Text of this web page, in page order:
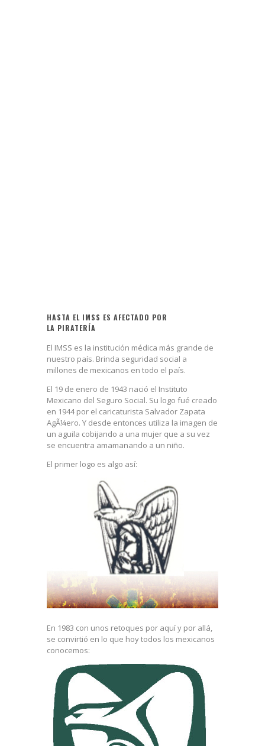
HASTA EL IMSS ES AFECTADO POR
LA PIRATERÍA
El IMSS es la institución médica más grande de
nuestro país. Brinda seguridad social a
millones de mexicanos en todo el país.
El 19 de enero de 1943 nació el Instituto
Mexicano del Seguro Social. Su logo fué creado
en 1944 por el caricaturista Salvador Zapata
AgÃ¼ero. Y desde entonces utiliza la imagen de
un aguila cobijando a una mujer que a su vez
se encuentra amamanando a un niño.
El primer logo es algo así:
En 1983 con unos retoques por aquí y por allá,
se convirtió en lo que hoy todos los mexicanos
conocemos: